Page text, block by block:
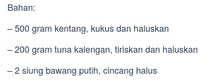
Bahan:
– 500 gram kentang, kukus dan haluskan
– 200 gram tuna kalengan, tiriskan dan haluskan
– 2 siung bawang putih, cincang halus